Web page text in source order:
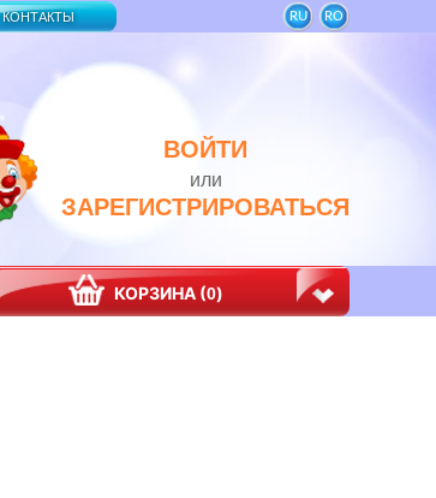
RU RO
КОНТАКТЫ
ВОЙТИ
или
ЗАРЕГИСТРИРОВАТЬСЯ
КОРЗИНА (0)